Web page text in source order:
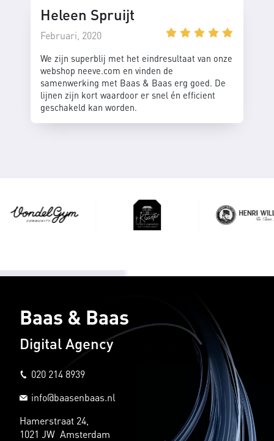
Heleen Spruijt
Februari, 2020
We zijn superblij met het eindresultaat van onze
webshop neeve.com en vinden de
samenwerking met Baas & Baas erg goed. De
lijnen zijn kort waardoor er snel én efficient
geschakeld kan worden.
Baas & Baas
Digital Agency
020 214 8939
info@baasenbaas.nl
Hamerstraat 24,
1021 JW Amsterdam